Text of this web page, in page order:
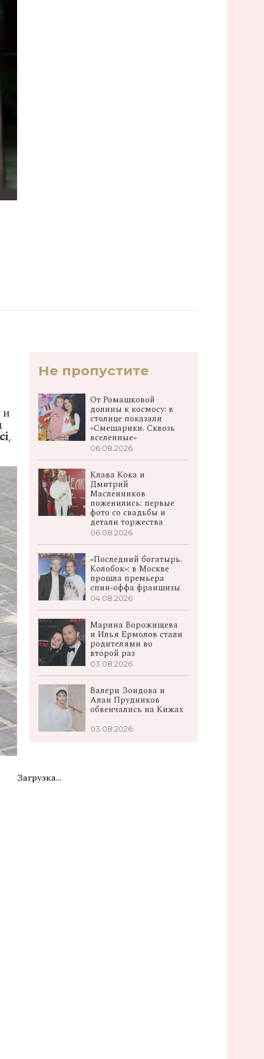
и
,
Не пропустите
От Ромашковой
долины к космосу: в
столице показали
«Смешарики. Сквозь
вселенные»
06.08.2026
Клава Кока и
Дмитрий
Масленников
поженились: первые
фото со свадьбы и
детали торжества
06.08.2026
«Последний богатырь.
Колобок»: в Москве
прошла премьера
спин‑оффа франшизы
04.08.2026
Марина Ворожищева
и Илья Ермолов стали
родителями во
второй раз
03.08.2026
Валери Зоидова и
Алан Прудников
обвенчались на Кижах
03.08.2026
Загрузка...